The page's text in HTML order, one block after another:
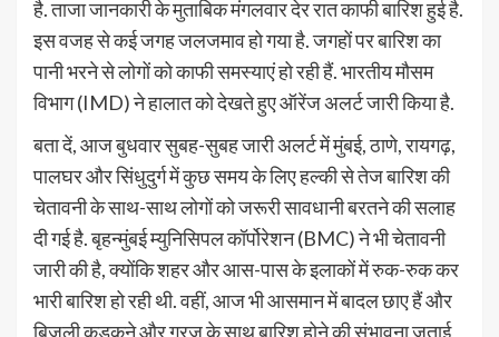
है. ताजा जानकारी के मुताबिक मंगलवार देर रात काफी बारिश हुई है.
इस वजह से कई जगह जलजमाव हो गया है. जगहों पर बारिश का
पानी भरने से लोगों को काफी समस्याएं हो रही हैं. भारतीय मौसम
विभाग (IMD) ने हालात को देखते हुए ऑरेंज अलर्ट जारी किया है.
बता दें, आज बुधवार सुबह-सुबह जारी अलर्ट में मुंबई, ठाणे, रायगढ़,
पालघर और सिंधुदुर्ग में कुछ समय के लिए हल्की से तेज बारिश की
चेतावनी के साथ-साथ लोगों को जरूरी सावधानी बरतने की सलाह
दी गई है. बृहन्मुंबई म्युनिसिपल कॉर्पोरेशन (BMC) ने भी चेतावनी
जारी की है, क्योंकि शहर और आस-पास के इलाकों में रुक-रुक कर
भारी बारिश हो रही थी. वहीं, आज भी आसमान में बादल छाए हैं और
बिजली कड़कने और गरज के साथ बारिश होने की संभावना जताई